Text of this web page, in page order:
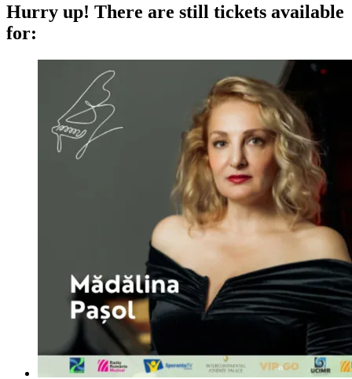
Hurry up! There are still tickets available
for: